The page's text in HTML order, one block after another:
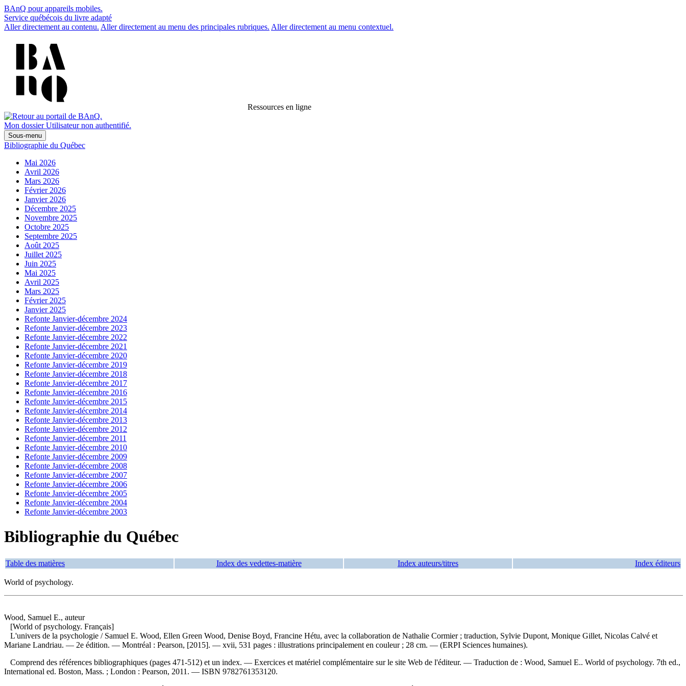
BAnQ pour appareils mobiles.
Service québécois du livre adapté
Aller directement au contenu. Aller directement au menu des principales rubriques. Aller directement au menu contextuel.
Ressources en ligne
Mon dossier Utilisateur non authentifié.
Sous-menu
Bibliographie du Québec
Mai 2026
Avril 2026
Mars 2026
Février 2026
Janvier 2026
Décembre 2025
Novembre 2025
Octobre 2025
Septembre 2025
Août 2025
Juillet 2025
Juin 2025
Mai 2025
Avril 2025
Mars 2025
Février 2025
Janvier 2025
Refonte Janvier-décembre 2024
Refonte Janvier-décembre 2023
Refonte Janvier-décembre 2022
Refonte Janvier-décembre 2021
Refonte Janvier-décembre 2020
Refonte Janvier-décembre 2019
Refonte Janvier-décembre 2018
Refonte Janvier-décembre 2017
Refonte Janvier-décembre 2016
Refonte Janvier-décembre 2015
Refonte Janvier-décembre 2014
Refonte Janvier-décembre 2013
Refonte Janvier-décembre 2012
Refonte Janvier-décembre 2011
Refonte Janvier-décembre 2010
Refonte Janvier-décembre 2009
Refonte Janvier-décembre 2008
Refonte Janvier-décembre 2007
Refonte Janvier-décembre 2006
Refonte Janvier-décembre 2005
Refonte Janvier-décembre 2004
Refonte Janvier-décembre 2003
Bibliographie du Québec
Table des matières Index des vedettes-matière Index auteurs/titres Index éditeurs
World of psychology.
Wood, Samuel E., auteur
[World of psychology. Français]
L'univers de la psychologie / Samuel E. Wood, Ellen Green Wood, Denise Boyd, Francine Hétu, avec la collaboration de Nathalie Cormier ; traduction, Sylvie Dupont, Monique Gillet, Nicolas Calvé et
Mariane Landriau. — 2e édition. — Montréal : Pearson, [2015]. — xvii, 531 pages : illustrations principalement en couleur ; 28 cm. — (ERPI Sciences humaines).
Comprend des références bibliographiques (pages 471-512) et un index. — Exercices et matériel complémentaire sur le site Web de l'éditeur. — Traduction de : Wood, Samuel E.. World of psychology. 7th ed.,
International ed. Boston, Mass. ; London : Pearson, 2011. — ISBN 9782761353120.